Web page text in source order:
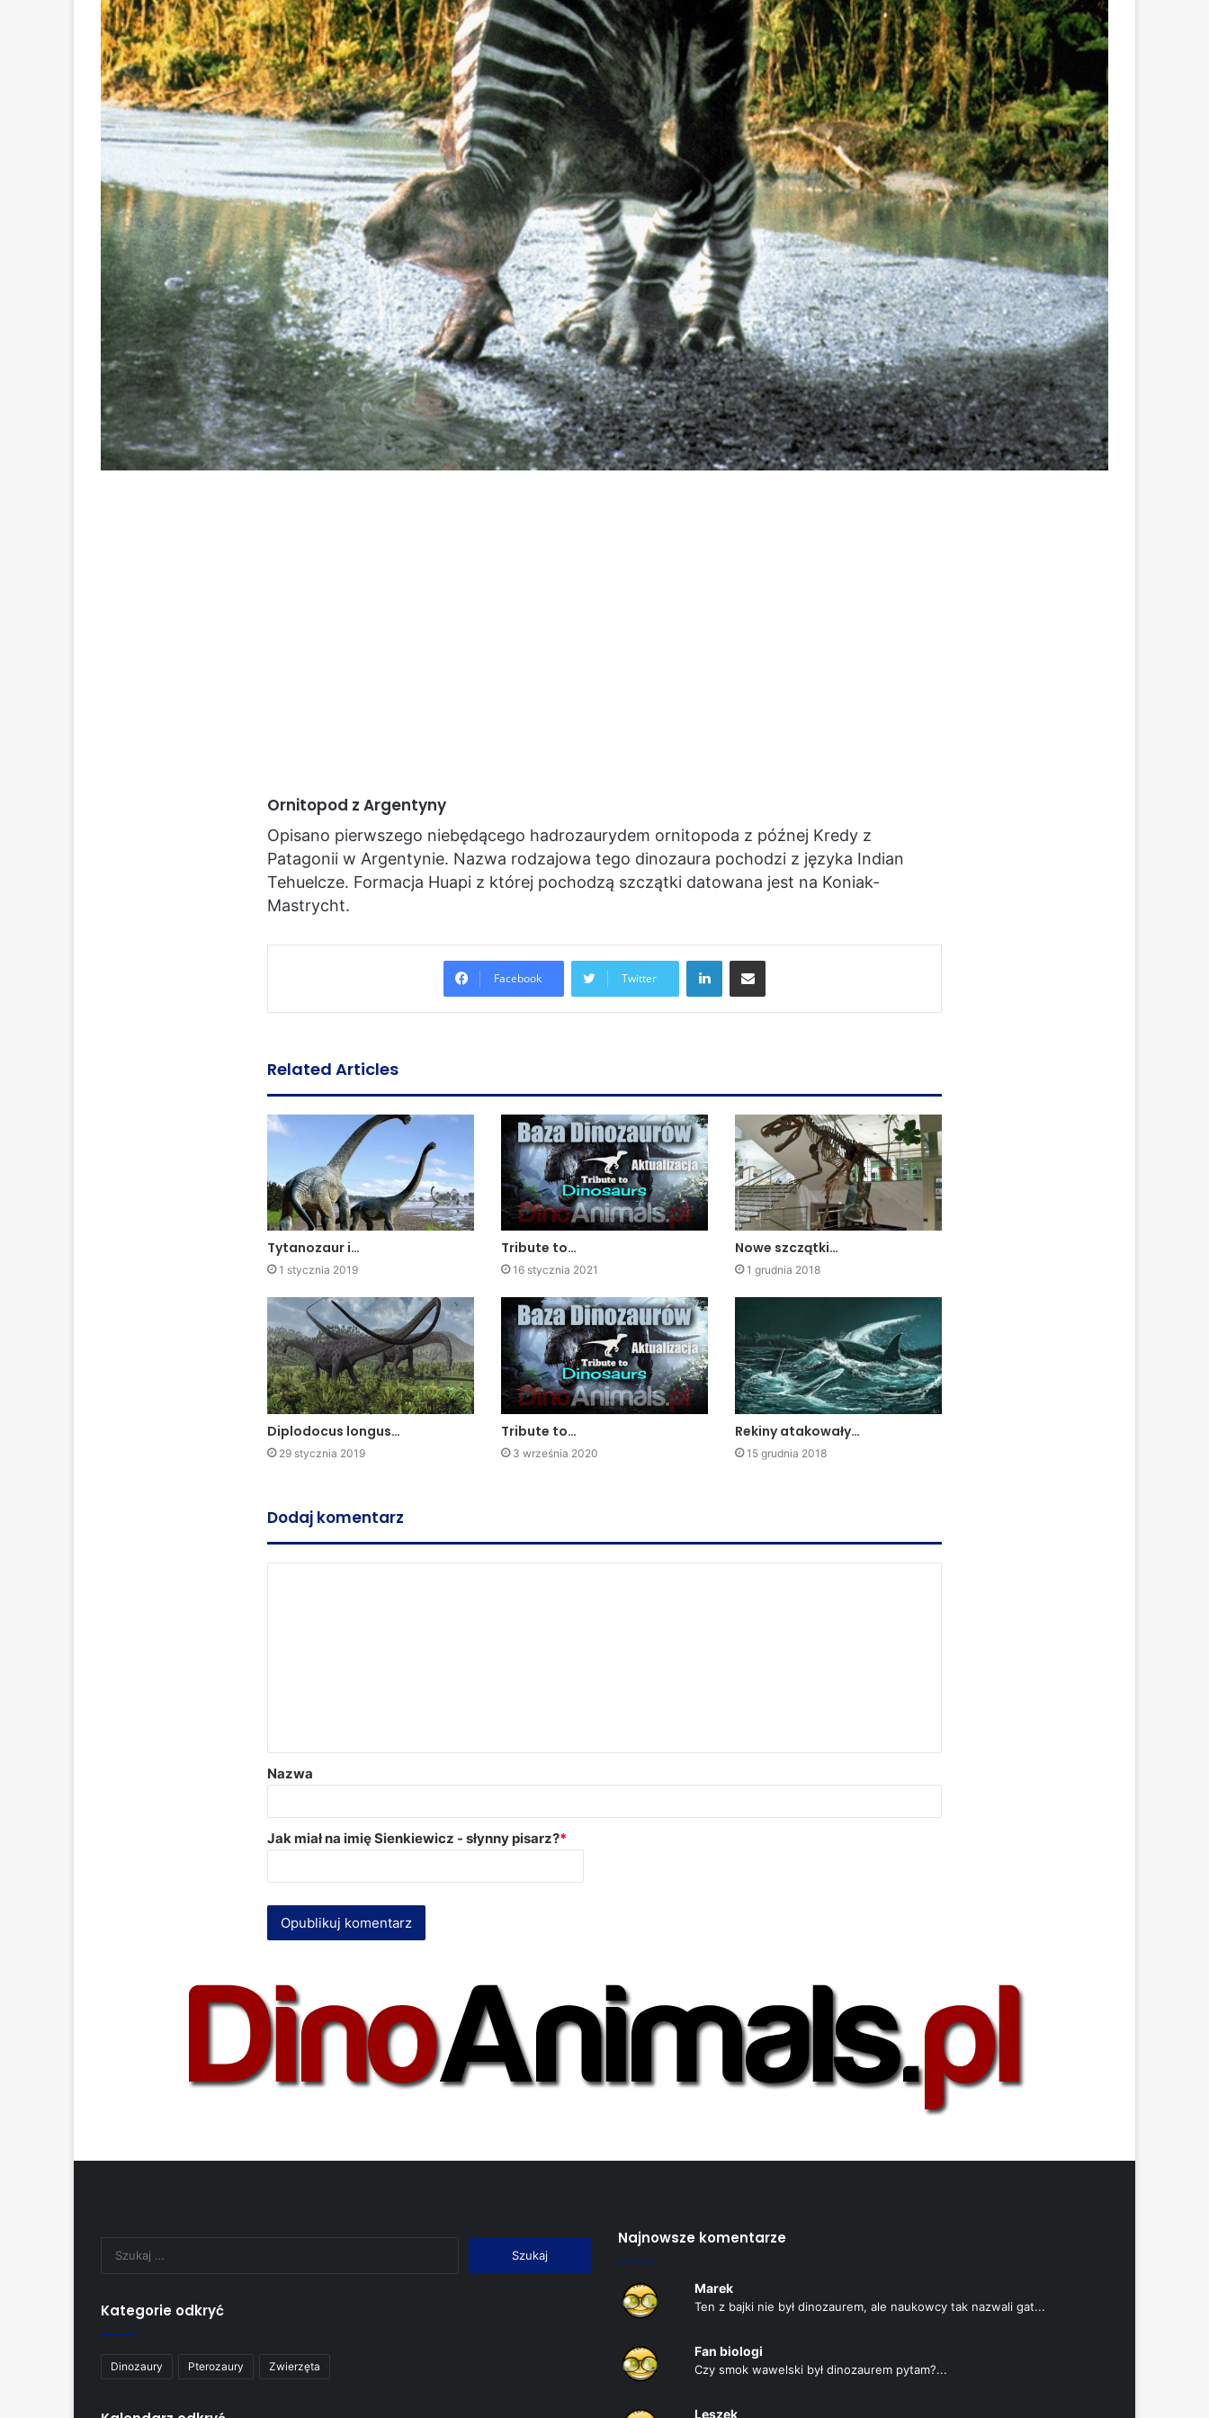
Ornitopod z Argentyny
Opisano pierwszego niebędącego hadrozaurydem ornitopoda z późnej Kredy z
Patagonii w Argentynie. Nazwa rodzajowa tego dinozaura pochodzi z języka Indian
Tehuelcze. Formacja Huapi z której pochodzą szczątki datowana jest na Koniak-
Mastrycht.
Facebook Twitter
LinkedInShare via Email
Related Articles
Tytanozaur i…
1 stycznia 2019
Tribute to…
16 stycznia 2021
Nowe szczątki…
1 grudnia 2018
Diplodocus longus…
29 stycznia 2019
Tribute to…
3 września 2020
Rekiny atakowały…
15 grudnia 2018
Dodaj komentarz
Nazwa
Jak miał na imię Sienkiewicz - słynny pisarz?*
Kategorie odkryć
Dinozaury Pterozaury Zwierzęta
Najnowsze komentarze
Marek
Ten z bajki nie był dinozaurem, ale naukowcy tak nazwali gat...
Fan biologi
Czy smok wawelski był dinozaurem pytam?...
Leszek